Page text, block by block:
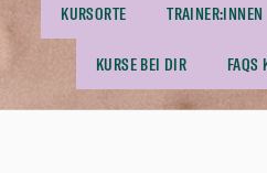
KURSORTE TRAINER:INNEN
KURSE BEI DIR FAQS